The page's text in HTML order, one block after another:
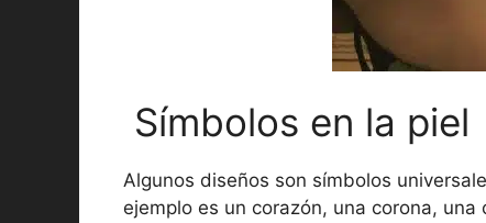
Símbolos en la piel
Algunos diseños son símbolos
ejemplo es un corazón, una corona,